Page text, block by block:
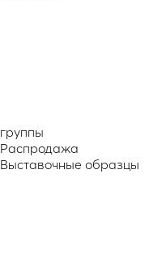
группы
Распродажа
Выставочные образцы